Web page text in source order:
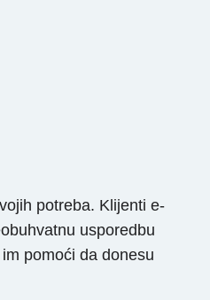
potreba. Klijenti e-
usporedbu
pomoći da donesu